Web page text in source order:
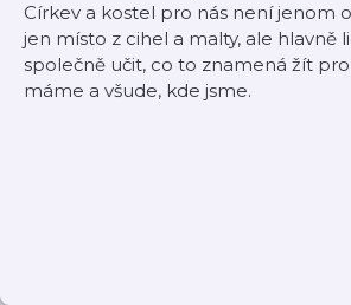
Církev a kostel pro nás není jenom
jen místo z cihel a malty, ale hlavně
společně učit, co to znamená žít
máme a všude, kde jsme.